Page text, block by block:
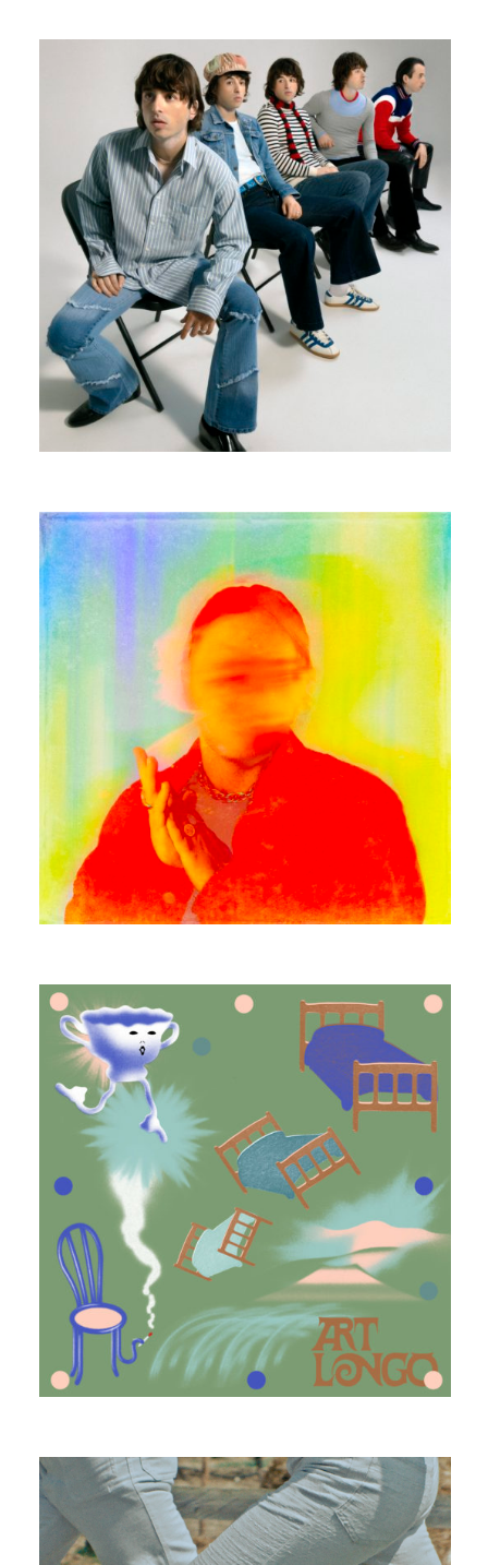
N’IMPORTE QUOI
EDOUARD BIELLE
HOPEFUL COLOR
MANGABEY
ECHOWAH ISLAND (REMIXES)
ART LONGO
SAUVAGE ROMANTICO